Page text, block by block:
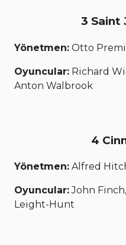
3 Saint
Yönetmen: Otto
Oyuncular: Richard
Anton Walbrook
4
Yönetmen: Alfred
Oyuncular:John
Leight-Hunt